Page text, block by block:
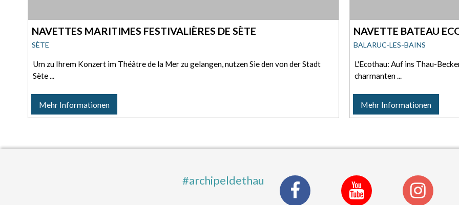
NAVETTES MARITIMES FESTIVALIÈRES DE SÈTE
SÈTE
Um zu Ihrem Konzert im Théâtre de la Mer zu gelangen, nutzen Sie den von der Stadt
Sète ...
Mehr Informationen
NAVETTE BATEAU
BALARUC-LES-BAINS
L'Ecothau: Auf ins Thau-
charmanten ...
Mehr Informationen
#archipeldethau